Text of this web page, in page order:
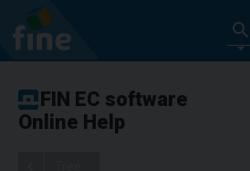
FIN EC software
Online Help